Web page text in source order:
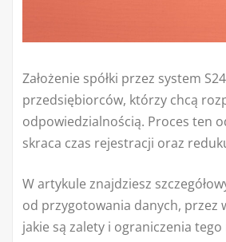
Założenie spółki przez system
przedsiębiorców, którzy chcą
odpowiedzialnością. Proces ten
skraca czas rejestracji oraz
W artykule znajdziesz
od przygotowania danych, przez
jakie są zalety i ograniczenia